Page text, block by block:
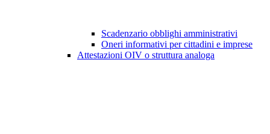
Scadenzario obblighi amministrativi
Oneri informativi per cittadini e imprese
Attestazioni OIV o struttura analoga